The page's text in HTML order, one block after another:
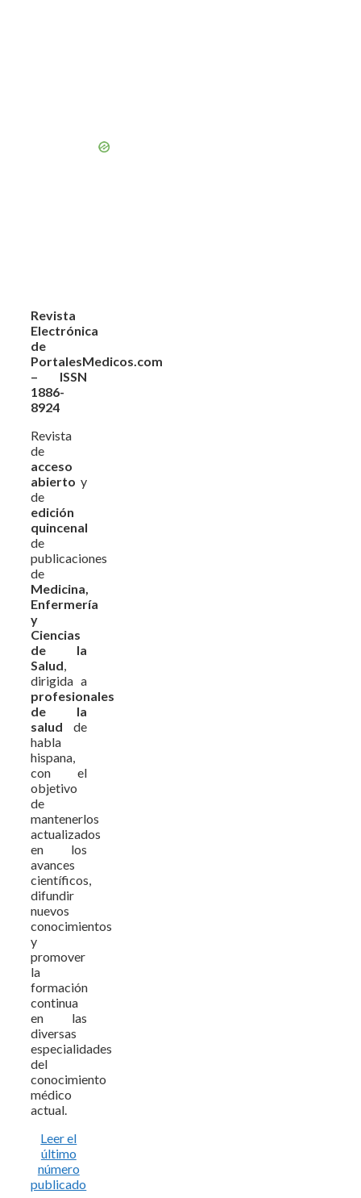
Revista
Electrónica
de
PortalesMedicos.com
– ISSN
1886-
8924
Revista
de
acceso
abierto y
de
edición
quincenal
de
publicaciones
de
Medicina,
Enfermería
y
Ciencias
de la
Salud,
dirigida a
profesionales
de la
salud de
habla
hispana,
con el
objetivo
de
mantenerlos
actualizados
en los
avances
científicos,
difundir
nuevos
conocimientos
y
promover
la
formación
continua
en las
diversas
especialidades
del
conocimiento
médico
actual.
Leer el
último
número
publicado